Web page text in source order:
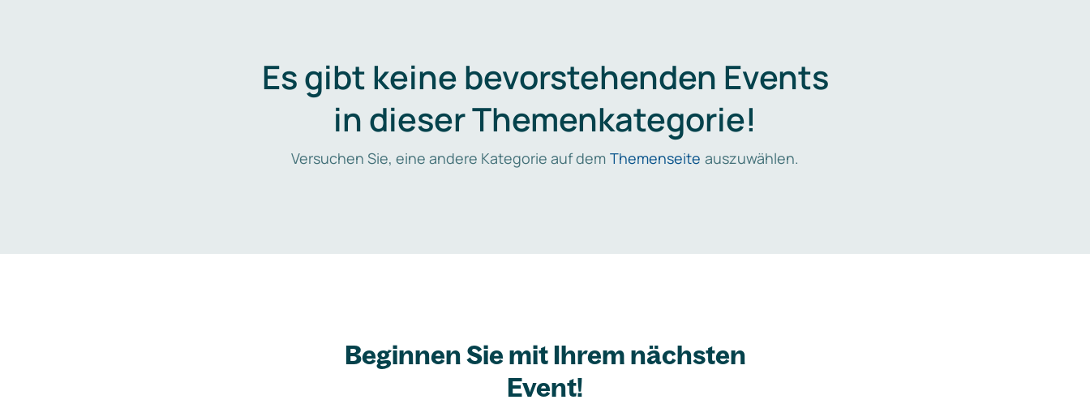
Es gibt keine bevorstehenden Events
in dieser Themenkategorie!
Versuchen Sie, eine andere Kategorie auf dem Themenseite auszuwählen.
Beginnen Sie mit Ihrem nächsten
Event!